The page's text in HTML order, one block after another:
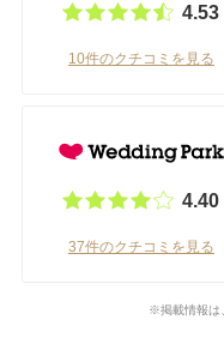
4.53
10件のクチコミを見る
4.40
37件のクチコミを見る
※掲載情報は